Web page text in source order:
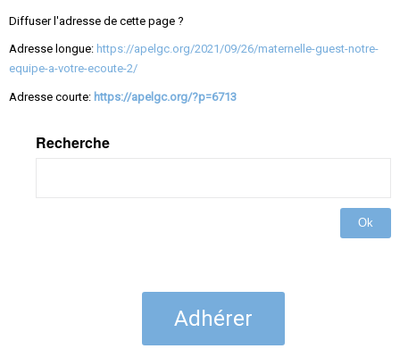
Diffuser l'adresse de cette page ?
Adresse longue: https://apelgc.org/2021/09/26/maternelle-guest-notre-
equipe-a-votre-ecoute-2/
Adresse courte: https://apelgc.org/?p=6713
Recherche
Ok
Adhérer